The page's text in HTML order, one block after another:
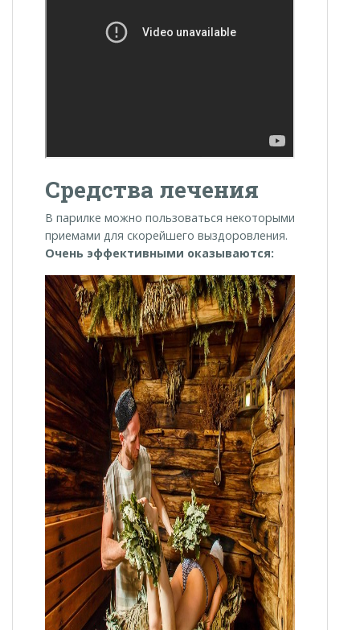
Средства лечения
В парилке можно пользоваться некоторыми
приемами для скорейшего выздоровления.
Очень эффективными оказываются: